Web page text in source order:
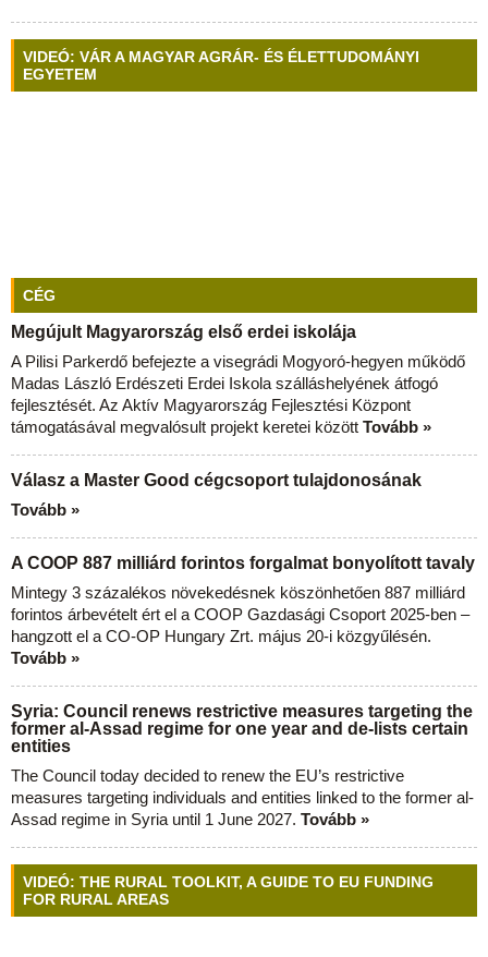
VIDEÓ: VÁR A MAGYAR AGRÁR- ÉS ÉLETTUDOMÁNYI
EGYETEM
CÉG
Megújult Magyarország első erdei iskolája
A Pilisi Parkerdő befejezte a visegrádi Mogyoró-hegyen működő
Madas László Erdészeti Erdei Iskola szálláshelyének átfogó
fejlesztését. Az Aktív Magyarország Fejlesztési Központ
támogatásával megvalósult projekt keretei között Tovább »
Válasz a Master Good cégcsoport tulajdonosának
Tovább »
A COOP 887 milliárd forintos forgalmat bonyolított tavaly
Mintegy 3 százalékos növekedésnek köszönhetően 887 milliárd
forintos árbevételt ért el a COOP Gazdasági Csoport 2025-ben –
hangzott el a CO-OP Hungary Zrt. május 20-i közgyűlésén.
Tovább »
Syria: Council renews restrictive measures targeting the
former al-Assad regime for one year and de-lists certain
entities
The Council today decided to renew the EU’s restrictive
measures targeting individuals and entities linked to the former al-
Assad regime in Syria until 1 June 2027. Tovább »
VIDEÓ: THE RURAL TOOLKIT, A GUIDE TO EU FUNDING
FOR RURAL AREAS